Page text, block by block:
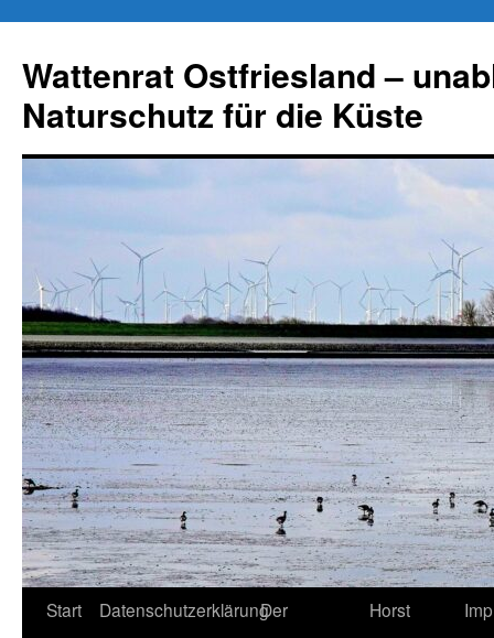
springen
Wattenrat Ostfriesland –
Naturschutz für die Küste
Start DatenschutzerklärungDer
Horst